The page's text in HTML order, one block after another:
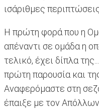
ισάριθμες
Η πρώτη φορά που η
απέναντι σε ομάδα η
τελικό, έχει δίπλα
πρώτη παρουσία και
Αναφερόμαστε στη
έπαιξε με τον